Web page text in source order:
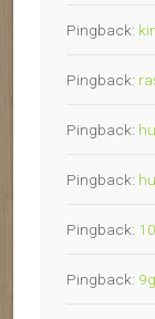
Pingback:
Pingback:
Pingback:
Pingback:
Pingback:
Pingback: